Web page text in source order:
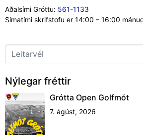
Aðalsími Gróttu: 561-1133
Símatími skrifstofu er 14:00 – 16:00
Nýlegar fréttir
Grótta Open Golfmót
7. ágúst, 2026